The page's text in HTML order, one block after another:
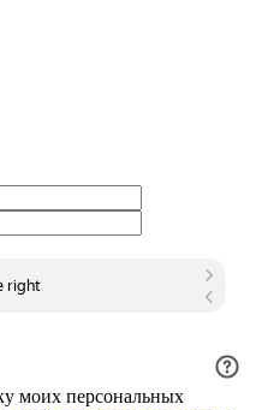
моих персональных